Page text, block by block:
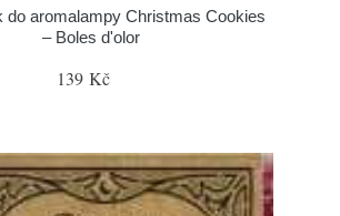
do aromalampy Christmas Cookies
– Boles d'olor
139 Kč